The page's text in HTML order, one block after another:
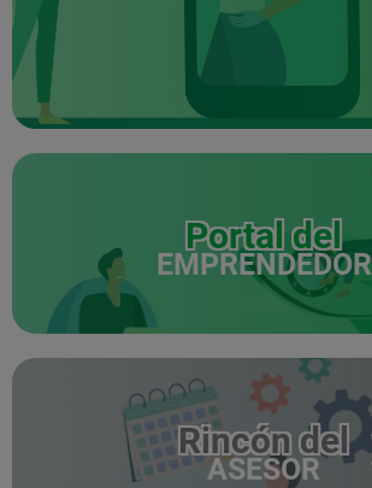
Portal del
EMPRENDEDOR
Rincón del
ASESOR